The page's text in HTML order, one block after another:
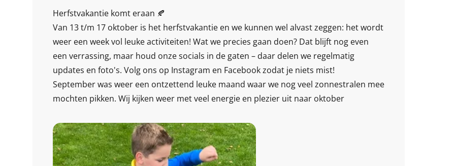
Herfstvakantie komt eraan 🍂
Van 13 t/m 17 oktober is het herfstvakantie en we kunnen wel alvast zeggen: het wordt
weer een week vol leuke activiteiten! Wat we precies gaan doen? Dat blijft nog even
een verrassing, maar houd onze socials in de gaten – daar delen we regelmatig
updates en foto's. Volg ons op Instagram en Facebook zodat je niets mist!
September was weer een ontzettend leuke maand waar we nog veel zonnestralen mee
mochten pikken. Wij kijken weer met veel energie en plezier uit naar oktober